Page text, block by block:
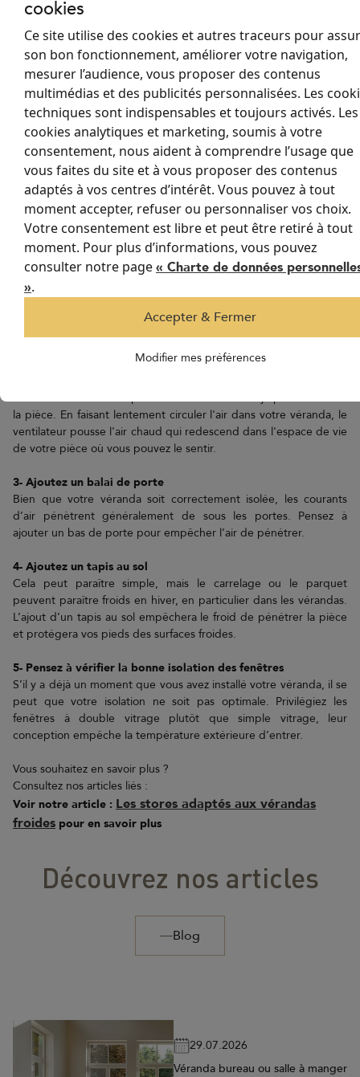
Comment garder la
chaleur dans votre
véranda ?
Vous avez ajouté une véranda à votre maison et l’avez
transformée en véritable pièce à vivre ?
Maintenant il vous faudra garder la température stable, été
commehiveret pour réussir ça, voici quelques conseils pour
bien isoler votre véranda.
1- Installez des stores ou des rideaux thermiques
Le tissu isolant aidera à retenir l’air chaud en hiver dans votre
véranda, et à repousser les rayons solaires en été, pour la garder
fraîche. Cette solution vous permettra d’ouvrir vos rideaux pour
capter la chaleur de l’extérieur la journée, et de les fermer la nuit
pour garder la chaleur accumulée.
2- Installez un ventilateur de plafond pour faire circuler l’air
mais il vous aidera à répartir toute la chaleur déjà présente dans
la pièce. En faisant lentement circuler l'air dans votre véranda, le
ventilateur pousse l'air chaud qui redescend dans l'espace de vie
de votre pièce où vous pouvez le sentir.
3- Ajoutez un balai de porte
Bien que votre véranda soit correctement isolée, les courants
d’air pénètrent généralement de sous les portes. Pensez à
ajouter un bas de porte pour empêcher l’air de pénétrer.
4- Ajoutez un tapis au sol
Cela peut paraître simple, mais le carrelage ou le parquet
peuvent paraître froids en hiver, en particulier dans les vérandas.
L’ajout d’un tapis au sol empêchera le froid de pénétrer la pièce
et protégera vos pieds des surfaces froides.
5- Pensez à vérifier la bonne isolation des fenêtres
S’il y a déjà un moment que vous avez installé votre véranda, il se
peut que votre isolation ne soit pas optimale. Privilégiez les
fenêtres à double vitrage plutôt que simple vitrage, leur
conception empêche la température extérieure d’entrer.
Vous souhaitez en savoir plus ?
Consultez nos articles liés :
Voir notre article : Les stores adaptés aux vérandas
froides pour en savoir plus
Découvrez nos articles
Blog
29.07.2026
Véranda bureau ou salle à manger
cookies
Ce site utilise des cookies et autres traceurs pour
son bon fonctionnement, améliorer votre navigation,
mesurer l’audience, vous proposer des contenus
multimédias et des publicités personnalisées. Les
techniques sont indispensables et toujours activés. Les
cookies analytiques et marketing, soumis à votre
consentement, nous aident à comprendre l’usage que
vous faites du site et à vous proposer des contenus
adaptés à vos centres d’intérêt. Vous pouvez à tout
moment accepter, refuser ou personnaliser vos choix.
Votre consentement est libre et peut être retiré à tout
moment. Pour plus d’informations, vous pouvez
consulter notre page« Charte de données
».
Accepter & Fermer
Modifier mes préférences